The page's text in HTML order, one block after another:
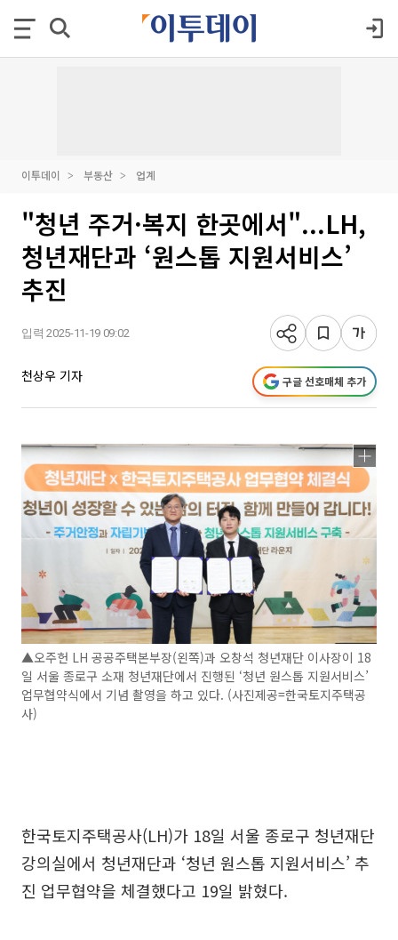
이투데이 부동산 업계
"청년 주거·복지 한곳에서"...LH,
청년재단과 ‘원스톱 지원서비스’
추진
입력 2025-11-19 09:02
천상우 기자 구글 선호매체 추가
▲오주헌 LH 공공주택본부장(왼쪽)과 오창석 청년재단 이사장이 18
일 서울 종로구 소재 청년재단에서 진행된 ‘청년 원스톱 지원서비스’
업무협약식에서 기념 촬영을 하고 있다. (사진제공=한국토지주택공
사)
한국토지주택공사(LH)가 18일 서울 종로구 청년재단
강의실에서 청년재단과 ‘청년 원스톱 지원서비스’ 추
진 업무협약을 체결했다고 19일 밝혔다.